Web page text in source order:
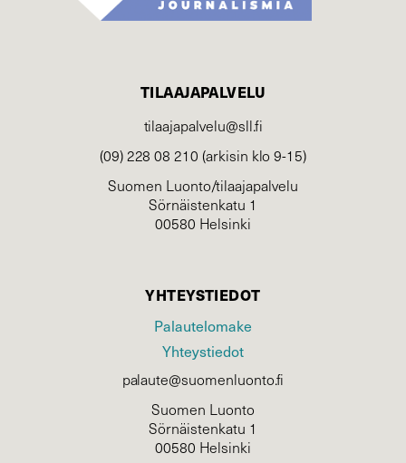
TILAAJAPALVELU
tilaajapalvelu@sll.fi
(09) 228 08 210 (arkisin klo 9-15)
Suomen Luonto/tilaajapalvelu
Sörnäistenkatu 1
00580 Helsinki
YHTEYSTIEDOT
Palautelomake
Yhteystiedot
palaute@suomenluonto.fi
Suomen Luonto
Sörnäistenkatu 1
00580 Helsinki